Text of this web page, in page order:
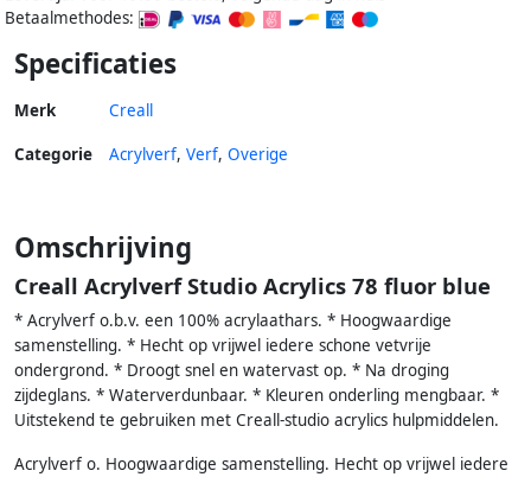
Betaalmethodes:
Specificaties
Merk Creall
Categorie Acrylverf, Verf, Overige
Omschrijving
Creall Acrylverf Studio Acrylics 78 fluor blue
* Acrylverf o.b.v. een 100% acrylaathars. * Hoogwaardige
samenstelling. * Hecht op vrijwel iedere schone vetvrije
ondergrond. * Droogt snel en watervast op. * Na droging
zijdeglans. * Waterverdunbaar. * Kleuren onderling mengbaar. *
Uitstekend te gebruiken met Creall-studio acrylics hulpmiddelen.
Acrylverf o. Hoogwaardige samenstelling. Hecht op vrijwel iedere